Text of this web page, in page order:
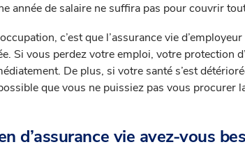
année de salaire ne suffira pas pour couvrir
c’est que l’assurance vie
Si vous perdez votre emploi, votre protection
De plus, si votre santé s’est
que vous ne puissiez pas vous procurer
d’assurance vie avez-vous